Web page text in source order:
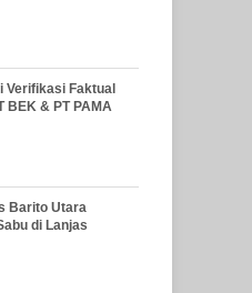
Verifikasi Faktual
BEK & PT PAMA
Barito Utara
di Lanjas